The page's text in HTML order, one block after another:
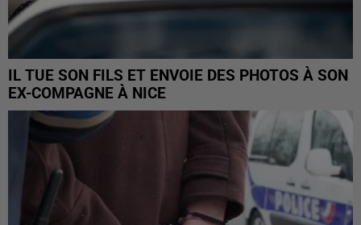
IL TUE SON FILS ET ENVOIE DES PHOTOS À SON
EX-COMPAGNE À NICE